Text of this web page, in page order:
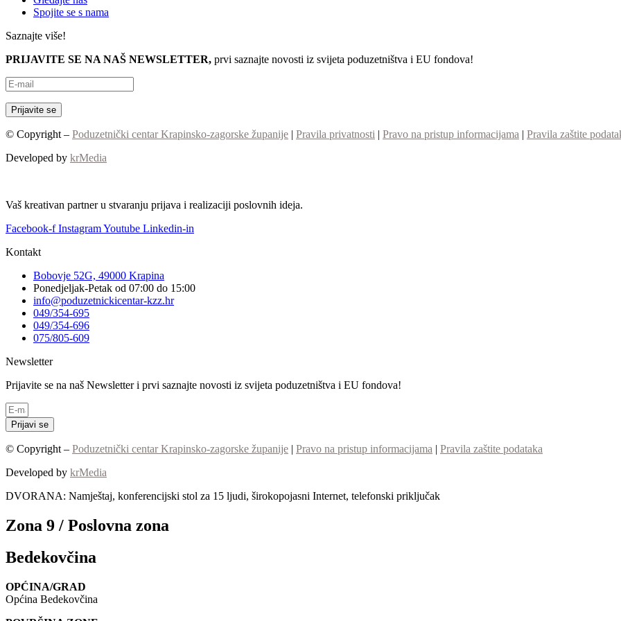
Spojite se s nama
Saznajte više!
PRIJAVITE SE NA NAŠ NEWSLETTER, prvi saznajte novosti iz svijeta poduzetništva i EU fondova!
© Copyright – Poduzetnički centar Krapinsko-zagorske županije | Pravila privatnosti | Pravo na pristup informacijama | Pravila zaštite
Developed by krMedia
Vaš kreativan partner u stvaranju prijava i realizaciji poslovnih ideja.
Facebook-f InstagramYoutube Linkedin-in
Kontakt
Bobovje 52G, 49000 Krapina
Ponedjeljak-Petak od 07:00 do 15:00
info@poduzetnickicentar-kzz.hr
049/354-695
049/354-696
075/805-609
Newsletter
Prijavite se na naš Newsletter i prvi saznajte novosti iz svijeta poduzetništva i EU fondova!
Prijavi se
© Copyright – Poduzetnički centar Krapinsko-zagorske županije | Pravo na pristup informacijama | Pravila zaštite podataka
Developed by krMedia
DVORANA: Namještaj, konferencijski stol za 15 ljudi, širokopojasni Internet, telefonski priključak
Zona 9 / Poslovna zona
Bedekovčina
OPĆINA/GRAD
Općina Bedekovčina